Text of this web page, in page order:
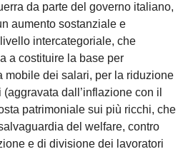
da parte del governo italiano,
aumento sostanziale e
intercategoriale, che
a costituire la base per
mobile dei salari, per la riduzione
dall’inflazione con il
patrimoniale sui più ricchi, che
del welfare, contro
e di divisione dei lavoratori